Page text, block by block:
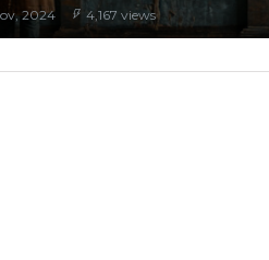
2024 4,167 views